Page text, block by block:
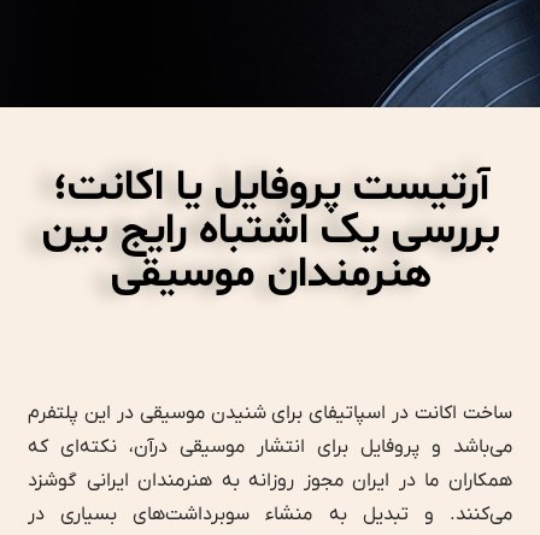
آرتیست پروفایل یا اکانت؛
بررسی یک اشتباه رایج بین
هنرمندان موسیقی
ساخت اکانت در اسپاتیفای برای شنیدن موسیقی در این پلتفرم
می‌باشد و پروفایل برای انتشار موسیقی درآن، نکته‌ای که
همکاران ما در ایران مجوز روزانه به هنرمندان ایرانی گوشزد
می‌کنند. و تبدیل به منشاء سوبرداشت‌های بسیاری در